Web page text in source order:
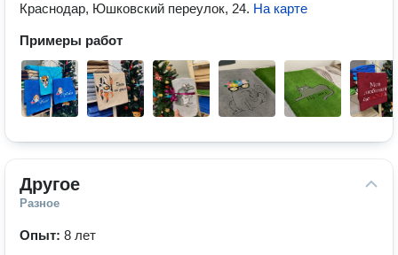
Краснодар, Юшковский переулок, 24. На карте
Примеры работ
Другое
Разное
Опыт: 8 лет